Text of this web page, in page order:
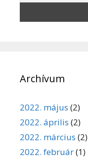
Archívum
2022. május (2)
2022. április (2)
2022. március (2)
2022. február(1)